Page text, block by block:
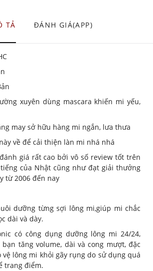
TẢ ĐÁNH GIÁ(APP)
xuyên dùng mascara khiến mi yếu,
may sở hữu hàng mi ngắn, lưa thưa
về để cải thiện làn mi nhá nhá
giá rất cao bởi vô số review tốt trên
của Nhật cũng như đạt giải thưởng
từ 2006 đến nay
dưỡng từng sợi lông mi,giúp mi chắc
dài và dày.
có công dụng dưỡng lông mi 24/24,
tăng volume, dài và cong mượt, đặc
lông mi khỏi gãy rụng do sử dụng quá
trang điểm.